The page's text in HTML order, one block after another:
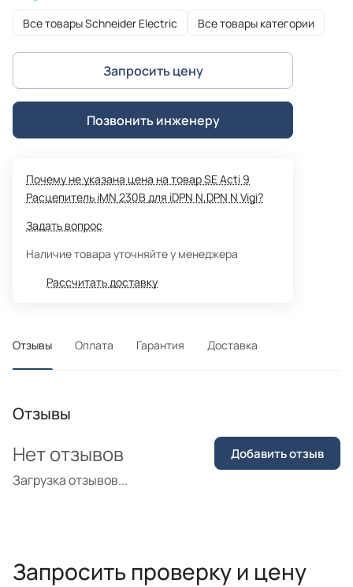
Все товары Schneider Electric Все товары категории
Запросить цену
Позвонить инженеру
Почему не указана цена на товар SE Acti 9
Расцепитель iMN 230В для iDPN N,DPN N Vigi?
Задать вопрос
Наличие товара уточняйте у менеджера
Рассчитать доставку
Отзывы Оплата Гарантия Доставка
Отзывы
Загрузка отзывов...
Нет отзывов Добавить отзыв
Запросить проверку и цену